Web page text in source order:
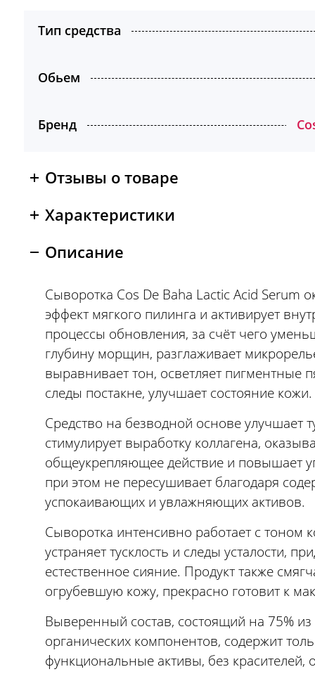
Тип средства
Обьем
Бренд
Отзывы о товаре
Характеристики
Описание
Сыворотка Cos De Baha Lactic Acid Serum
эффект мягкого пилинга и активирует
процессы обновления, за счёт чего
глубину морщин, разглаживает
выравнивает тон, осветляет пигментные
следы постакне, улучшает состояние кожи.
Средство на безводной основе улучшает
стимулирует выработку коллагена,
общеукрепляющее действие и повышает
при этом не пересушивает благодаря
успокаивающих и увлажняющих активов.
Сыворотка интенсивно работает с тоном
устраняет тусклость и следы усталости,
естественное сияние. Продукт также
огрубевшую кожу, прекрасно готовит к
Выверенный состав, состоящий на 75% из
органических компонентов, содержит
функциональные активы, без красителей,